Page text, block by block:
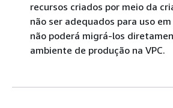
recursos criados por meio da
não ser adequados para uso
não poderá migrá-los
ambiente de produção na VPC.